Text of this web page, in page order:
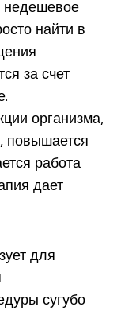
недешевое
найти в
за счет
организма,
повышается
работа
дает
для
сугубо